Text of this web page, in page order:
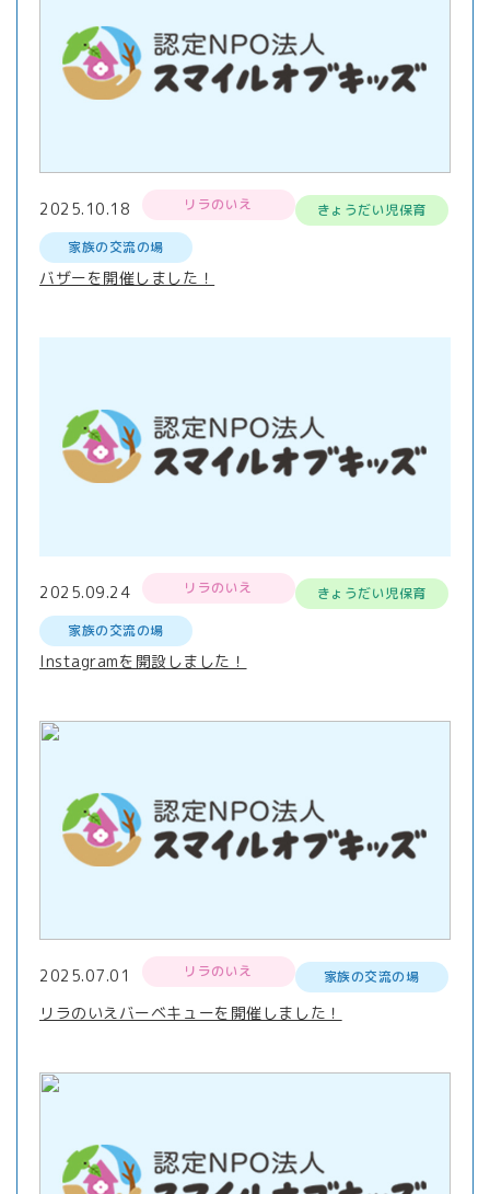
2025.10.18 リラのいえ
きょうだい児保育
家族の交流の場
バザーを開催しました！
2025.09.24 リラのいえ
きょうだい児保育
家族の交流の場
Instagramを開設しました！
2025.07.01 リラのいえ 家族の交流の場
リラのいえバーベキューを開催しました！